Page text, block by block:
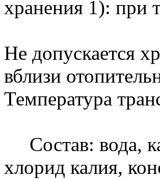
хранения 1): при
Не допускается
вблизи
Температура
Состав: вода,
хлорид калия,